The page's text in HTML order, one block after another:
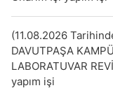
(11.08.2026
DAVUTPAŞA
LABORATUVAR
yapım işi